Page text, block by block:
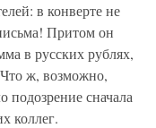
в конверте не
Притом он
в русских рублях,
ж, возможно,
подозрение сначала
коллег.